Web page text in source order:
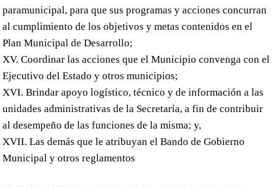
paramunicipal, para que sus programas y acciones concurran
al cumplimiento de los objetivos y metas contenidos en el
Plan Municipal de Desarrollo;
XV. Coordinar las acciones que el Municipio convenga con el
Ejecutivo del Estado y otros municipios;
XVI. Brindar apoyo logístico, técnico y de información a las
unidades administrativas de la Secretaría, a fin de contribuir
al desempeño de las funciones de la misma; y,
XVII. Las demás que le atribuyan el Bando de Gobierno
Municipal y otros reglamentos